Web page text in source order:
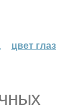
цвет глаз